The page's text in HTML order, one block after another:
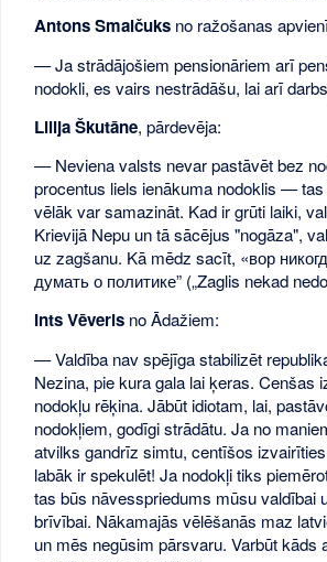
Antons Smalčuks no ražošanas
— Ja strādājošiem pensionāriem arī
nodokli, es vairs nestrādāšu, lai arī
Lilija Škutāne, pārdevēja:
— Neviena valsts nevar pastāvēt bez
procentus liels ienākuma nodoklis — tas
vēlāk var samazināt. Kad ir grūti laiki,
Krievijā Nepu un tā sācējus "nogāza",
uz zagšanu. Kā mēdz sacīt, «вор
думать о политике” („Zaglis nekad
Ints Vēveris no Ādažiem:
— Valdība nav spējīga stabilizēt
Nezina, pie kura gala lai ķeras. Cenšas
nodokļu rēķina. Jābūt idiotam, lai,
nodokļiem, godīgi strādātu. Ja no
atvilks gandrīz simtu, centīšos
labāk ir spekulēt! Ja nodokļi tiks
tas būs nāvesspriedums mūsu valdībai
brīvībai. Nākamajās vēlēšanās maz
un mēs negūsim pārsvaru. Varbūt kāds